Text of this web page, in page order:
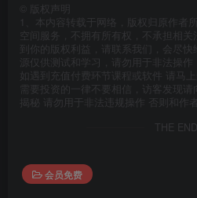
版权声明
1、本内容转载于网络，版权归原作者
空间服务，不拥有所有权，不承担相关
到你的版权利益，请联系我们，会尽快
源仅供测试和学习，请勿用于非法操
如遇到充值付费环节课程或软件 请马
需要投资的一律不要相信，访客发现
揭秘 请勿用于非法违规操作 否则和作
THE END
会员免费